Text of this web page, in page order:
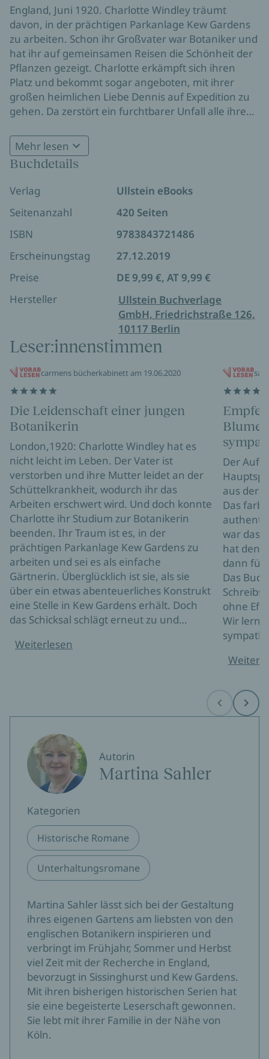
England, Juni 1920. Charlotte Windley träumt
davon, in der prächtigen Parkanlage Kew Gardens
zu arbeiten. Schon ihr Großvater war Botaniker und
hat ihr auf gemeinsamen Reisen die Schönheit der
Pflanzen gezeigt. Charlotte erkämpft sich ihren
Platz und bekommt sogar angeboten, mit ihrer
großen heimlichen Liebe Dennis auf Expedition zu
gehen. Da zerstört ein furchtbarer Unfall alle ihre
wäre der perfekte Ausweg für Charlotte. Doch sind
Victors Versprechen die Antwort auf ihre großen
Träume?
Englische Gartenkunst, unbändige Blütenpracht
und eine junge Frau, deren Träume in den Himmel
Mehr lesen
Buchdetails
Verlag
Ullstein eBooks
Seitenanzahl
420 Seiten
ISBN
9783843721486
Erscheinungstag
27.12.2019
Preise
DE 9,99 €, AT 9,99 €
Hersteller
Ullstein Buchverlage
GmbH, Friedrichstraße 126,
10117 Berlin
Leser:innenstimmen
carmens bücherkabinett am 19.06.2020
Die Leidenschaft einer jungen
Botanikerin
London,1920: Charlotte Windley hat es
nicht leicht im Leben. Der Vater ist
verstorben und ihre Mutter leidet an der
Schüttelkrankheit, wodurch ihr das
Arbeiten erschwert wird. Und doch konnte
Charlotte ihr Studium zur Botanikerin
beenden. Ihr Traum ist es, in der
prächtigen Parkanlage Kew Gardens zu
arbeiten und sei es als einfache
Gärtnerin. Überglücklich ist sie, als sie
über ein etwas abenteuerliches Konstrukt
eine Stelle in Kew Gardens erhält. Doch
das Schicksal schlägt erneut zu und…
Weiterlesen
Der
aus der
Das
war das
hat den
dann für
Das
ohne
Wir
Before Next
Autorin
Martina Sahler
Kategorien
Historische Romane
Unterhaltungsromane
Martina Sahler lässt sich bei der Gestaltung
ihres eigenen Gartens am liebsten von den
englischen Botanikern inspirieren und
verbringt im Frühjahr, Sommer und Herbst
viel Zeit mit der Recherche in England,
bevorzugt in Sissinghurst und Kew Gardens.
Mit ihren bisherigen historischen Serien hat
sie eine begeisterte Leserschaft gewonnen.
Sie lebt mit ihrer Familie in der Nähe von
Köln.